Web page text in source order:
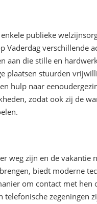
publieke
Vaderdag verschillende
aan die stille en
plaatsen stuurden
hulp naar
zodat ook zij de
weg zijn en de vakantie
biedt moderne
om contact met hen
telefonische zegeningen